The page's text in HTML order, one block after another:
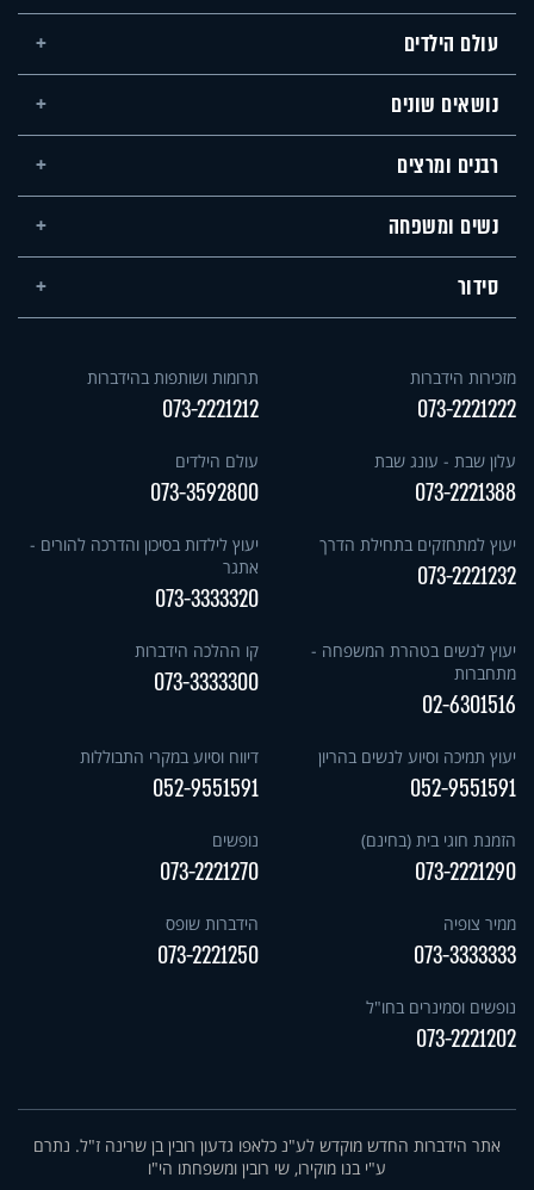
עולם הילדים
נושאים שונים
רבנים ומרצים
נשים ומשפחה
סידור
מזכירות הידברות
073-2221222
תרומות ושותפות בהידברות
073-2221212
עלון שבת - עונג שבת
073-2221388
עולם הילדים
073-3592800
יעוץ למתחזקים בתחילת הדרך
073-2221232
יעוץ לילדות בסיכון והדרכה להורים -
אתגר
073-3333320
יעוץ לנשים בטהרת המשפחה -
מתחברות
02-6301516
קו ההלכה הידברות
073-3333300
יעוץ תמיכה וסיוע לנשים בהריון
052-9551591
דיווח וסיוע במקרי התבוללות
052-9551591
הזמנת חוגי בית (בחינם)
073-2221290
נופשים
073-2221270
ממיר צופיה
073-3333333
הידברות שופס
073-2221250
נופשים וסמינרים בחו"ל
073-2221202
אתר הידברות החדש מוקדש לע"נ כלאפו גדעון רובין בן שרינה ז"ל. נתרם
ע"י בנו מוקירו, שי רובין ומשפחתו הי"ו